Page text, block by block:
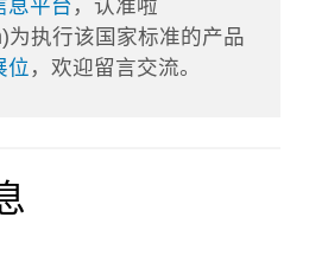
息平台 ，认准啦
为执行该国家标准的产品
位 ，欢迎留言交流。